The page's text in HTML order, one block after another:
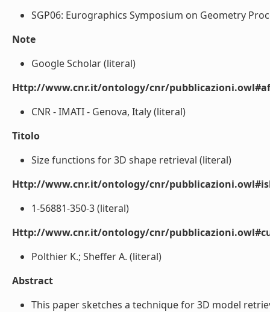
SGP06: Eurographics Symposium on Geometry
Note
Google Scholar (literal)
Http://www.cnr.it/ontology/cnr/
CNR - IMATI - Genova, Italy (literal)
Titolo
Size functions for 3D shape retrieval (literal)
Http://www.cnr.it/ontology/cnr/
1-56881-350-3 (literal)
Http://www.cnr.it/ontology/cnr/
Polthier K.; Sheffer A. (literal)
Abstract
This paper sketches a technique for 3D model